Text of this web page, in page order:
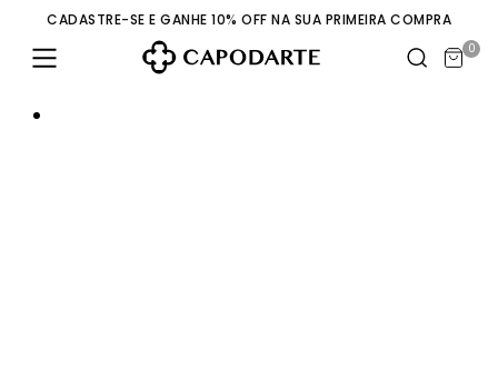
CADASTRE-SE E GANHE 10% OFF NA SUA PRIMEIRA COMPRA
0